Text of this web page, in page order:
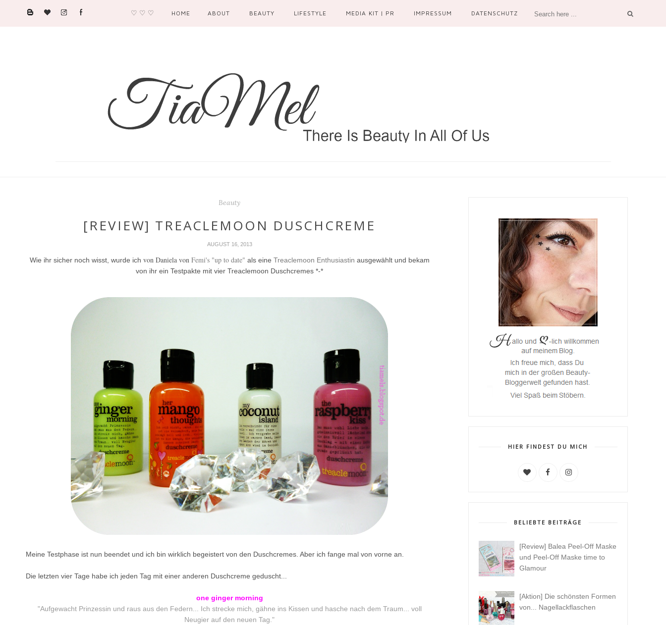
♡ ♡ ♡ HOME ABOUT BEAUTY LIFESTYLE MEDIA KIT | PR IMPRESSUM DATENSCHUTZ
Beauty
[REVIEW] TREACLEMOON DUSCHCREME
AUGUST 16, 2013
Wie ihr sicher noch wisst, wurde ich von Daniela von Femi's "up to date" als eine Treaclemoon Enthusiastin ausgewählt und bekam
von ihr ein Testpakte mit vier Treaclemoon Duschcremes *-*
Meine Testphase ist nun beendet und ich bin wirklich begeistert von den Duschcremes. Aber ich fange mal von vorne an.
Die letzten vier Tage habe ich jeden Tag mit einer anderen Duschcreme geduscht...
one ginger morning
"Aufgewacht Prinzessin und raus aus den Federn... Ich strecke mich, gähne ins Kissen und hasche nach dem Traum... voll
Neugier auf den neuen Tag."
HIER FINDEST DU MICH
BELIEBTE BEITRÄGE
[Review] Balea Peel-Off Maske
und Peel-Off Maske time to
Glamour
[Aktion] Die schönsten Formen
von... Nagellackflaschen